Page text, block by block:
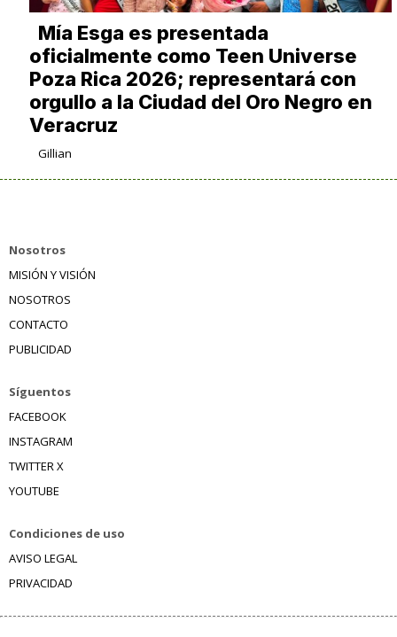
Mía Esga es presentada
oficialmente como Teen Universe
Poza Rica 2026; representará con
orgullo a la Ciudad del Oro Negro en
Veracruz
Gillian
Nosotros
MISIÓN Y VISIÓN
NOSOTROS
CONTACTO
PUBLICIDAD
Síguentos
FACEBOOK
INSTAGRAM
TWITTER X
YOUTUBE
Condiciones de uso
AVISO LEGAL
PRIVACIDAD